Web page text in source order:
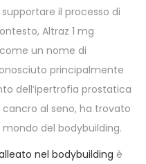
t
e
d
i
n
il processo di
Altraz 1 mg
un nome di
principalmente
dell’ipertrofia prostatica
al seno, ha trovato
del bodybuilding.
nel bodybuilding è